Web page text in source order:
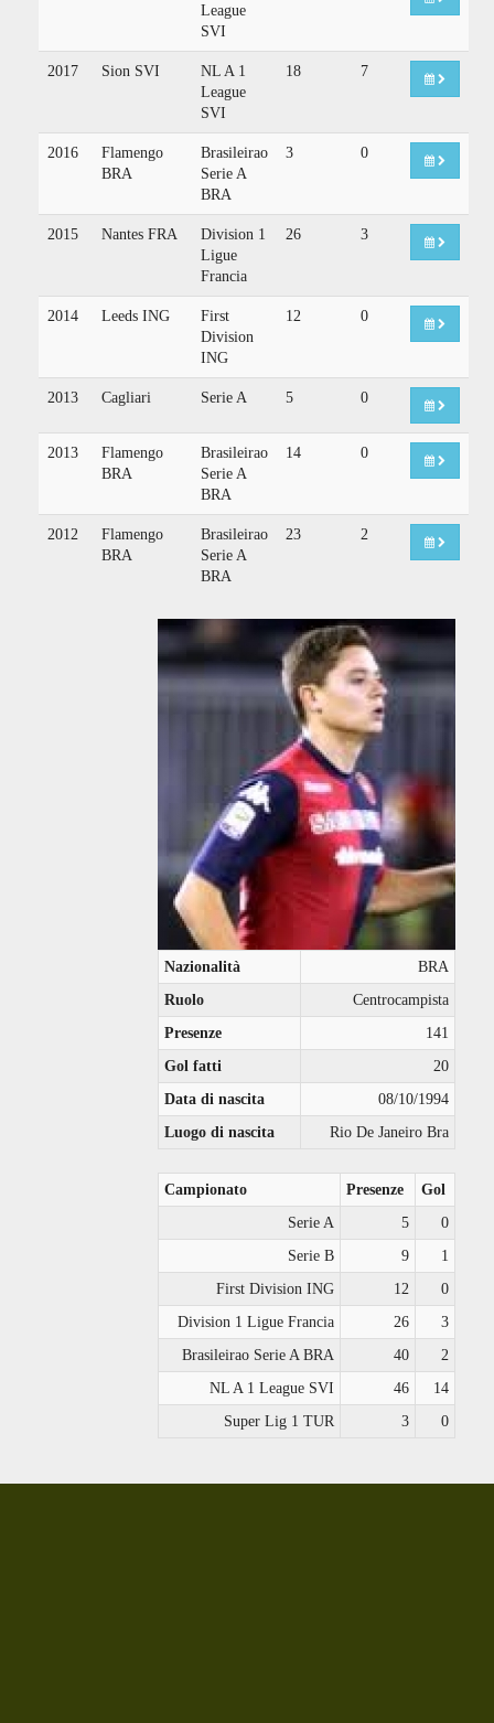
League
SVI
2017 Sion SVI
NL A 1
League
SVI
18 7
2016
Flamengo
BRA
Brasileirao
Serie A
BRA
3 0
2015 Nantes FRA
Division 1
Ligue
Francia
26 3
2014 Leeds ING
First
Division
ING
12 0
2013 Cagliari Serie A 5 0
2013
Flamengo
BRA
Brasileirao
Serie A
BRA
14 0
2012
Flamengo
BRA
Brasileirao
Serie A
BRA
23 2
Nazionalità
BRA
Ruolo
Centrocampista
Presenze
141
Gol fatti
20
Data di nascita
08/10/1994
Luogo di nascita
Rio De Janeiro Bra
Campionato Presenze
Gol
Serie A
5
0
Serie B
9
1
First Division ING
12
0
Division 1 Ligue Francia
26
3
Brasileirao Serie A BRA
40
2
NL A 1 League SVI
46
14
Super Lig 1 TUR
3 0